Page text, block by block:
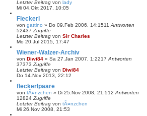
u
c
e
Letzter Beitrag von lady
Mi 04.Okt 2017, 10:05
Fleckerl
von gattino » Do 09.Feb 2006, 14:1511 Antworten
52437 Zugriffe
Letzter Beitrag von Sir Charles
Mo 20.Jul 2015, 17:47
Wiener-Walzer-Archiv
von Diwi84 » Sa 27.Jan 2007, 1:2217 Antworten
37373 Zugriffe
Letzter Beitrag von Diwi84
Do 14.Nov 2013, 22:12
fleckerlpaare
von tÃ¤nzchen » Di 25.Nov 2008, 21:512 Antworten
12824 Zugriffe
Letzter Beitrag von tÃ¤nzchen
Mi 26.Nov 2008, 21:53